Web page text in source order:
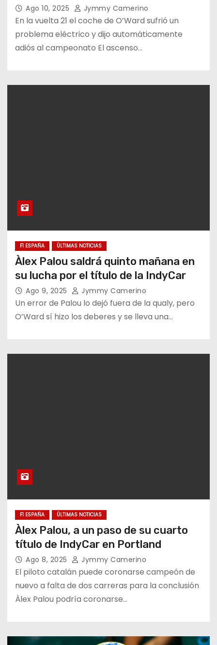
Ago 10, 2025 Jymmy Camerino
En la vuelta 21 el coche de O’Ward sufrió un
problema eléctrico y dijo automáticamente
adiós al campeonato El ascenso…
F1 ESPAÑA ÚLTIMAS NOTICIAS
Àlex Palou saldrá quinto mañana en
su lucha por el título de la IndyCar
Ago 9, 2025 Jymmy Camerino
Un error de Palou lo dejó fuera de la qualy, pero
O’Ward sí hizo los deberes y se lleva una…
F1 ESPAÑA ÚLTIMAS NOTICIAS
Àlex Palou, a un paso de su cuarto
título de IndyCar en Portland
Ago 8, 2025 Jymmy Camerino
El piloto catalán puede coronarse campeón de
nuevo a falta de dos carreras para la conclusión
Àlex Palou podría coronarse…